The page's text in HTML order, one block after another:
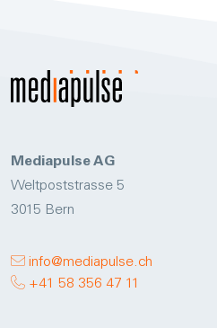
Mediapulse AG
Weltpoststrasse 5
3015 Bern
info@mediapulse.ch
+41 58 356 47 11